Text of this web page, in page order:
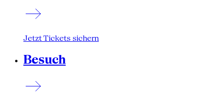
Jetzt Tickets sichern
Besuch